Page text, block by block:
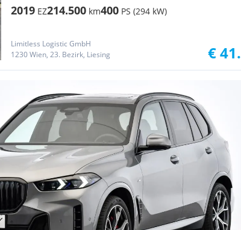
2019 EZ214.500 km400 PS (294 kW)
Limitless Logistic GmbH
1230 Wien, 23. Bezirk, Liesing
€